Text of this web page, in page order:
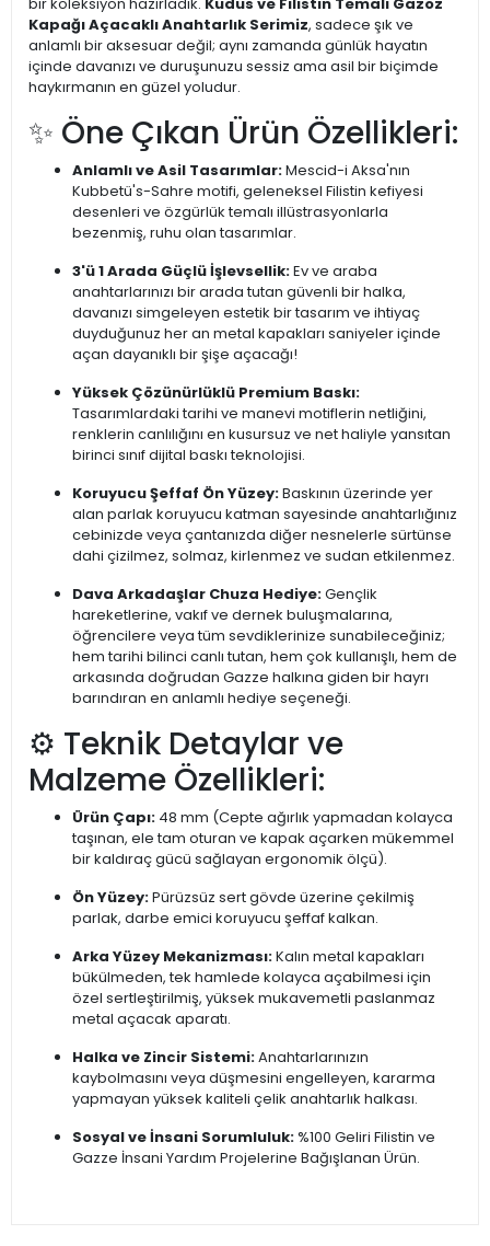
bir koleksiyon hazırladık. Kudüs ve Filistin Temalı Gazoz
Kapağı Açacaklı Anahtarlık Serimiz, sadece şık ve
anlamlı bir aksesuar değil; aynı zamanda günlük hayatın
içinde davanızı ve duruşunuzu sessiz ama asil bir biçimde
haykırmanın en güzel yoludur.
✨ Öne Çıkan Ürün Özellikleri:
Anlamlı ve Asil Tasarımlar:Mescid-i Aksa'nın
Kubbetü's-Sahre motifi, geleneksel Filistin kefiyesi
desenleri ve özgürlük temalı illüstrasyonlarla
bezenmiş, ruhu olan tasarımlar.
3'ü 1 Arada Güçlü İşlevsellik:Ev ve araba
anahtarlarınızı bir arada tutan güvenli bir halka,
davanızı simgeleyen estetik bir tasarım ve ihtiyaç
duyduğunuz her an metal kapakları saniyeler içinde
açan dayanıklı bir şişe açacağı!
Yüksek Çözünürlüklü Premium Baskı:
Tasarımlardaki tarihi ve manevi motiflerin netliğini,
renklerin canlılığını en kusursuz ve net haliyle yansıtan
birinci sınıf dijital baskı teknolojisi.
Koruyucu Şeffaf Ön Yüzey:Baskının üzerinde yer
alan parlak koruyucu katman sayesinde anahtarlığınız
cebinizde veya çantanızda diğer nesnelerle sürtünse
dahi çizilmez, solmaz, kirlenmez ve sudan etkilenmez.
Dava Arkadaşlar Chuza Hediye:Gençlik
hareketlerine, vakıf ve dernek buluşmalarına,
öğrencilere veya tüm sevdiklerinize sunabileceğiniz;
hem tarihi bilinci canlı tutan, hem çok kullanışlı, hem de
arkasında doğrudan Gazze halkına giden bir hayrı
barındıran en anlamlı hediye seçeneği.
⚙️ Teknik Detaylar ve
Malzeme Özellikleri:
Ürün Çapı: 48 mm (Cepte ağırlık yapmadan kolayca
taşınan, ele tam oturan ve kapak açarken mükemmel
bir kaldıraç gücü sağlayan ergonomik ölçü).
Ön Yüzey:Pürüzsüz sert gövde üzerine çekilmiş
parlak, darbe emici koruyucu şeffaf kalkan.
Arka Yüzey Mekanizması:Kalın metal kapakları
bükülmeden, tek hamlede kolayca açabilmesi için
özel sertleştirilmiş, yüksek mukavemetli paslanmaz
metal açacak aparatı.
Halka ve Zincir Sistemi:Anahtarlarınızın
kaybolmasını veya düşmesini engelleyen, kararma
yapmayan yüksek kaliteli çelik anahtarlık halkası.
Sosyal ve İnsani Sorumluluk: %100 Geliri Filistin ve
Gazze İnsani Yardım Projelerine Bağışlanan Ürün.